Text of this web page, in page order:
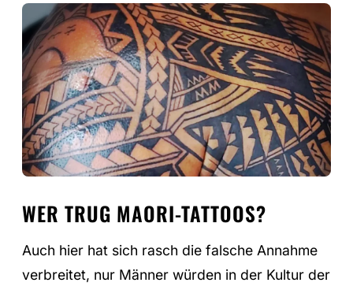
WER TRUG MAORI-TATTOOS?
Auch hier hat sich rasch die falsche Annahme
verbreitet, nur Männer würden in der Kultur der